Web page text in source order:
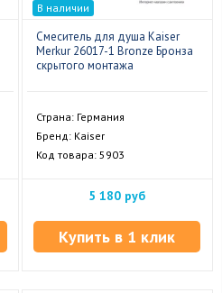
В наличии
Смеситель для душа Kaiser
Merkur 26017-1 Bronze Бронза
скрытого монтажа
Страна: Германия
Бренд: Kaiser
Код товара: 5903
5 180 руб
Купить в 1 клик